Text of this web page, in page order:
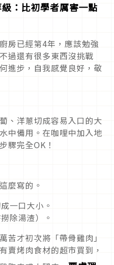
級：比初學者厲害一點
房已經第4年，應該勉強
過還有很多東西沒挑戰
進步，自我感覺良好，敬
、洋蔥切成容易入口的大
中備用。在咖哩中加入地
驟完全OK！
麼寫的。
一口大小。
除湯渣）。
苦才初次將「帶骨雞肉」
賣烤肉食材的超市買到，